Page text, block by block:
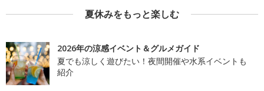
夏休みをもっと楽しむ
2026年の涼感イベント＆グルメガイド
夏でも涼しく遊びたい！夜間開催や水系イベントも
紹介